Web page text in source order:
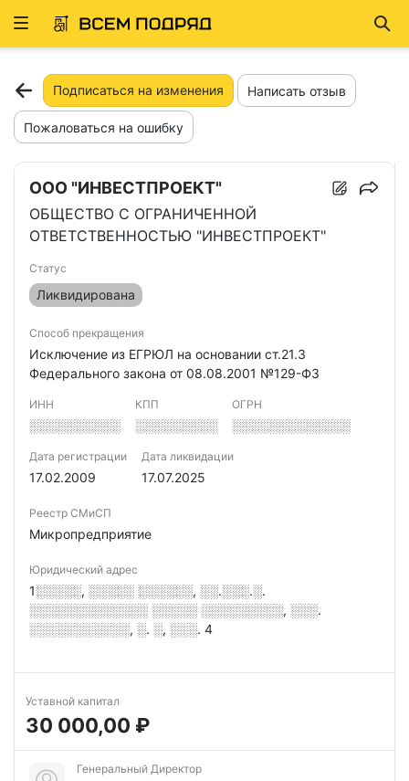
Развернуть
Подписаться на изменения Написать отзыв
Пожаловаться на ошибку
ООО "ИНВЕСТПРОЕКТ"
ОБЩЕСТВО С ОГРАНИЧЕННОЙ
ОТВЕТСТВЕННОСТЬЮ "ИНВЕСТПРОЕКТ"
Статус
Ликвидирована
Способ прекращения
Исключение из ЕГРЮЛ на основании ст.21.3
Федерального закона от 08.08.2001 №129-ФЗ
ИНН
░░░░░░░░░░
КПП
░░░░░░░░░
ОГРН
░░░░░░░░░░░░░
Дата регистрации
17.02.2009
Дата ликвидации
17.07.2025
Реестр СМиСП
Микропредприятие
Юридический адрес
1░░░░░, ░░░░░ ░░░░░░, ░░.░░░.░.
░░░░░░░░░░░░░ ░░░░░ ░░░░░░░░░, ░░░.
░░░░░░░░░░░, ░. ░, ░░░. 4
Уставной капитал
30 000,00 ₽
Генеральный Директор